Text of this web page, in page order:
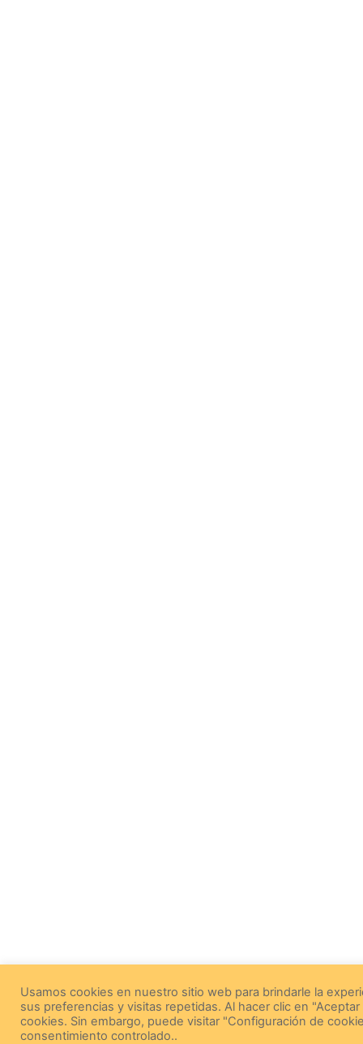
Usamos cookies en nuestro sitio web para brindarle la
sus preferencias y visitas repetidas. Al hacer clic en
cookies. Sin embargo, puede visitar "Configuración de
consentimiento controlado..